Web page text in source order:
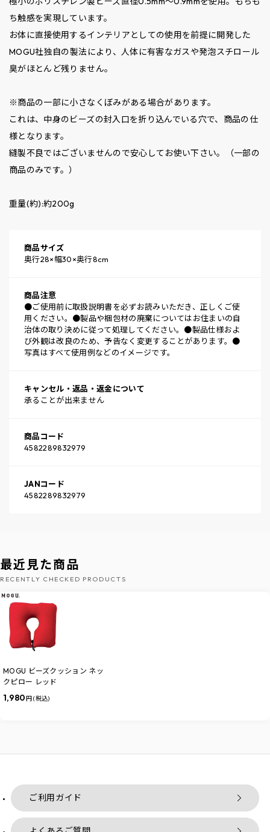
ち触感を実現しています。
お体に直接使用するインテリアとしての使用を前提に開発した
MOGU社独自の製法により、人体に有害なガスや発泡スチロール
臭がほとんど残りません。
※商品の一部に小さなくぼみがある場合があります。
これは、中身のビーズの封入口を折り込んでいる穴で、商品の仕
様となります。
縫製不良ではございませんので安心してお使い下さい。（一部の
商品のみです。）
重量(約):約200g
商品サイズ
奥行28×幅30×奥行8cm
商品注意
●ご使用前に取扱説明書を必ずお読みいただき、正しくご使
用ください。●製品や梱包材の廃棄についてはお住まいの自
治体の取り決めに従って処理してください。●製品仕様およ
び外観は改良のため、予告なく変更することがあります。●
写真はすべて使用例などのイメージです。
キャンセル・返品・返金について
承ることが出来ません
商品コード
4582289832979
JANコード
4582289832979
最近見た商品
RECENTLY CHECKED PRODUCTS
MOGU ビーズクッション ネッ
クピロー レッド
1,980 円 (税込)
ご利用ガイド